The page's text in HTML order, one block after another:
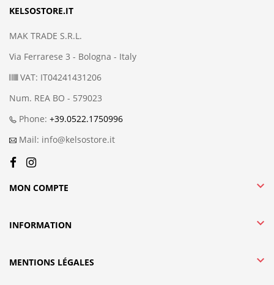
KELSOSTORE.IT
MAK TRADE S.R.L.
Via Ferrarese 3 - Bologna - Italy
VAT: IT04241431206
Num. REA BO - 579023
Phone: +39.0522.1750996
Mail: info@kelsostore.it
MON COMPTE 
INFORMATION 
MENTIONS LÉGALES 